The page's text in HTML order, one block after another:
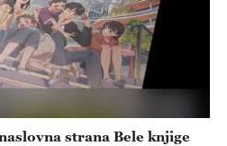
strana Bele knjige